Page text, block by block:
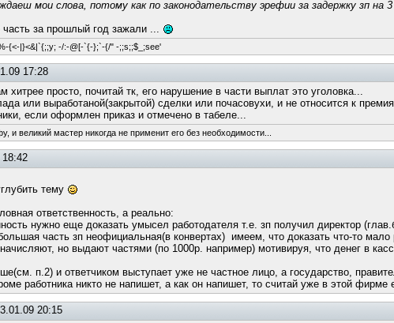
мои слова, потому как по законодательству эрефии за задержку зп на
часть за прошлый год зажали ...
{<-|}<&|`{;;y; -/:-@[-`{-};`-{/" -;;s;;$_;see'
17:28
хитрее просто, почитай тк, его нарушение в части выплат это уголовка...
или выработаной(закрытой) сделки или почасовухи, и не относится к
если оформлен приказ и отмечено в табеле...
и великий мастер никогда не применит его без необходимости...
тему
ответственность, а реально:
нужно еще доказать умысел работодателя т.е. зп получил директор
часть зп неофициальная(в конвертах) имеем, что доказать что-то
но выдают частями (по 1000р. например) мотивируя, что денег в
п.2) и ответчиком выступает уже не частное лицо, а государство,
работника никто не напишет, а как он напишет, то считай уже в этой
20:15